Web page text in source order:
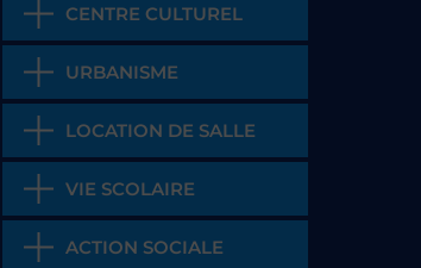
CENTRE CULTUREL
URBANISME
LOCATION DE SALLE
VIE SCOLAIRE
ACTION SOCIALE